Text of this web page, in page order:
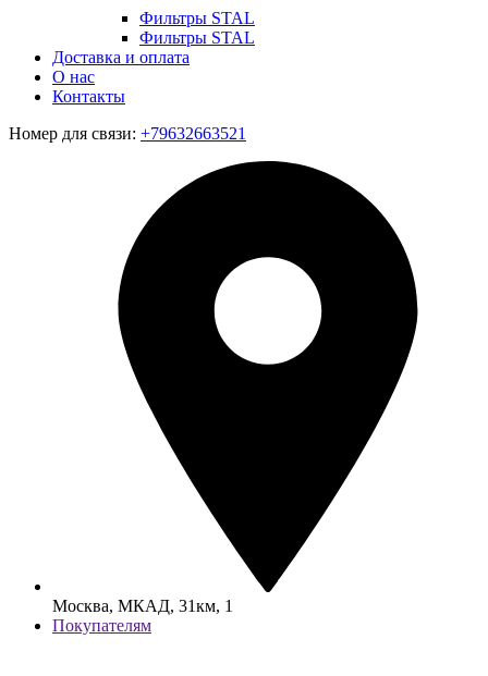
Фильтры STAL
Фильтры STAL
Доставка и оплата
О нас
Контакты
Номер для связи: +79632663521
Москва, МКАД, 31км, 1
Покупателям